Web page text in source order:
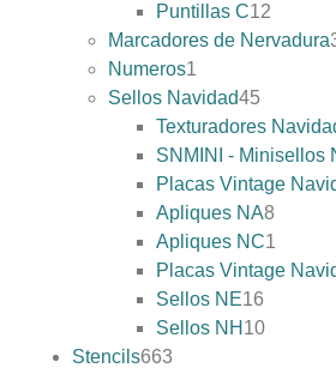
Puntillas C12
Marcadores de Nervadura
Numeros1
Sellos Navidad45
Texturadores
SNMINI - Minisellos
Placas Vintage
Apliques NA8
Apliques NC1
Placas Vintage
Sellos NE16
Sellos NH 10
Stencils663